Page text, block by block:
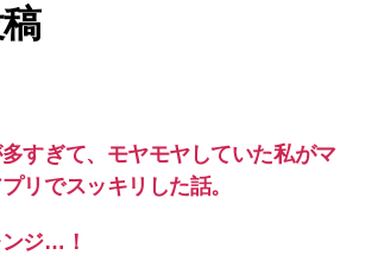
すぎて、モヤモヤしていた私がマ
リでスッキリした話。
ジ…！